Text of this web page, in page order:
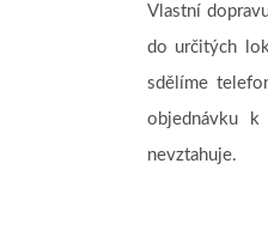
Vlastní
do určitých
sdělíme
objednávku
nevztahuje.